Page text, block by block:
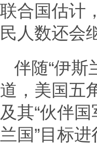
联合国估计
民人数还会
伴随“伊斯
道，美国五
及其“伙伴
兰国”目标进